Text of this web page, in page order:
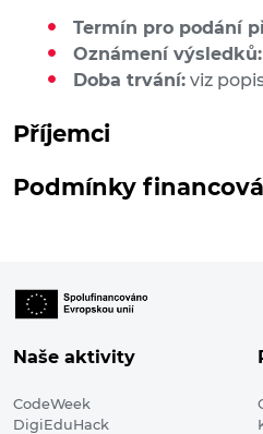
Termín pro podání
Oznámení výsledků:
Doba trvání: viz
Příjemci
Podmínky
Naše aktivity
CodeWeek
DigiEduHack